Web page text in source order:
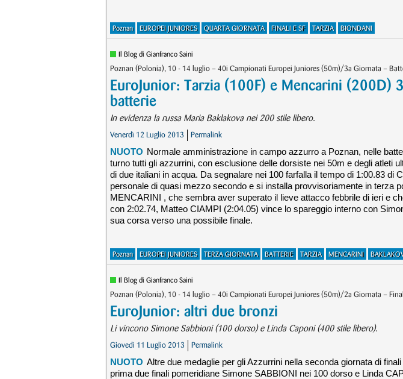
Poznan EUROPEI JUNIORES QUARTA GIORNATA FINALI E SF TARZIA BIONDANI
Il Blog di Gianfranco Saini
Poznan (Polonia), 10 - 14 luglio – 40i Campionati Europei Juniores (50m)/3a Giornata –
EuroJunior: Tarzia (100F) e Mencarini (200D)
batterie
In evidenza la russa Maria Baklakova nei 200 stile libero.
Venerdì 12 Luglio 2013 Permalink
NUOTO Normale amministrazione in campo azzurro a Poznan, nelle
turno tutti gli azzurrini, con esclusione delle dorsiste nei 50m e degli atleti
di due italiani in acqua. Da segnalare nei 100 farfalla il tempo di 1:00.83 di
personale di quasi mezzo secondo e si installa provvisoriamente in terza
MENCARINI , che sembra aver superato il lieve attacco febbrile di ieri e
con 2:02.74, Matteo CIAMPI (2:04.05) vince lo spareggio interno con
sua corsa verso una possibile finale.
Poznan EUROPEI JUNIORES TERZA GIORNATA BATTERIE TARZIA MENCARINI
Il Blog di Gianfranco Saini
Poznan (Polonia), 10 - 14 luglio – 40i Campionati Europei Juniores (50m)/2a Giornata –
EuroJunior: altri due bronzi
Li vincono Simone Sabbioni (100 dorso) e Linda Caponi (400 stile libero).
Giovedì 11 Luglio 2013 Permalink
NUOTO Altre due medaglie per gli Azzurrini nella seconda giornata di
prima due finali pomeridiane Simone SABBIONI nei 100 dorso e Linda